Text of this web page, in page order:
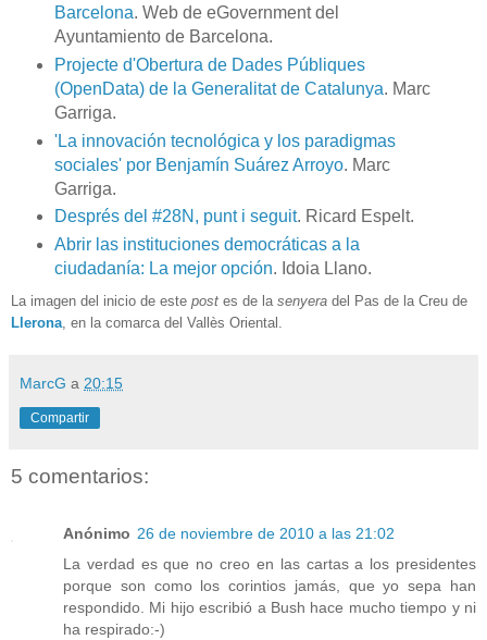
Barcelona. Web de eGovernment del
Ayuntamiento de Barcelona.
Projecte d'Obertura de Dades Públiques
(OpenData) de la Generalitat de Catalunya. Marc
Garriga.
'La innovación tecnológica y los paradigmas
sociales' por Benjamín Suárez Arroyo. Marc
Garriga.
Després del #28N, punt i seguit. Ricard Espelt.
Abrir las instituciones democráticas a la
ciudadanía: La mejor opción. Idoia Llano.
La imagen del inicio de este post es de la senyera del Pas de la Creu de
Llerona, en la comarca del Vallès Oriental.
MarcG a 20:15
Compartir
5 comentarios:
Anónimo 26 de noviembre de 2010 a las 21:02
La verdad es que no creo en las cartas a los presidentes
porque son como los corintios jamás, que yo sepa han
respondido. Mi hijo escribió a Bush hace mucho tiempo y ni
ha respirado:-)